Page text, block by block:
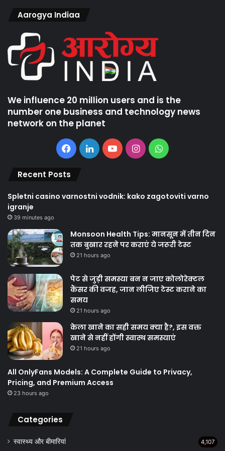
Aarogya Indiaa
We influence 20 million users and is the
number one business and technology news
network on the planet
Facebook
LinkedInYouTubeInstagramWhatsApp
Recent Posts
Spletni casino varnostni vodnik: kako zagotoviti varno
igranje
39 minutes ago
Monsoon Health Tips: मानसून में तीन दिन
तक बुखार रहने पर कराएं ये जरूरी टेस्ट
21 hours ago
पेट से जुड़ी समस्या बन न जाए कोलोरेक्टल
कैंसर की वजह, जान लीजिए टेस्ट कराने का
समय
21 hours ago
केला खाने का सही समय क्‍या है?, इस वक्त
खाने से नहीं होंगी स्वास्थ समस्याएं
21 hours ago
All OnlyFans Models: A Complete Guide to Privacy,
Pricing, and Premium Access
23 hours ago
Categories
स्वास्थ्य और बीमारियां 4,107